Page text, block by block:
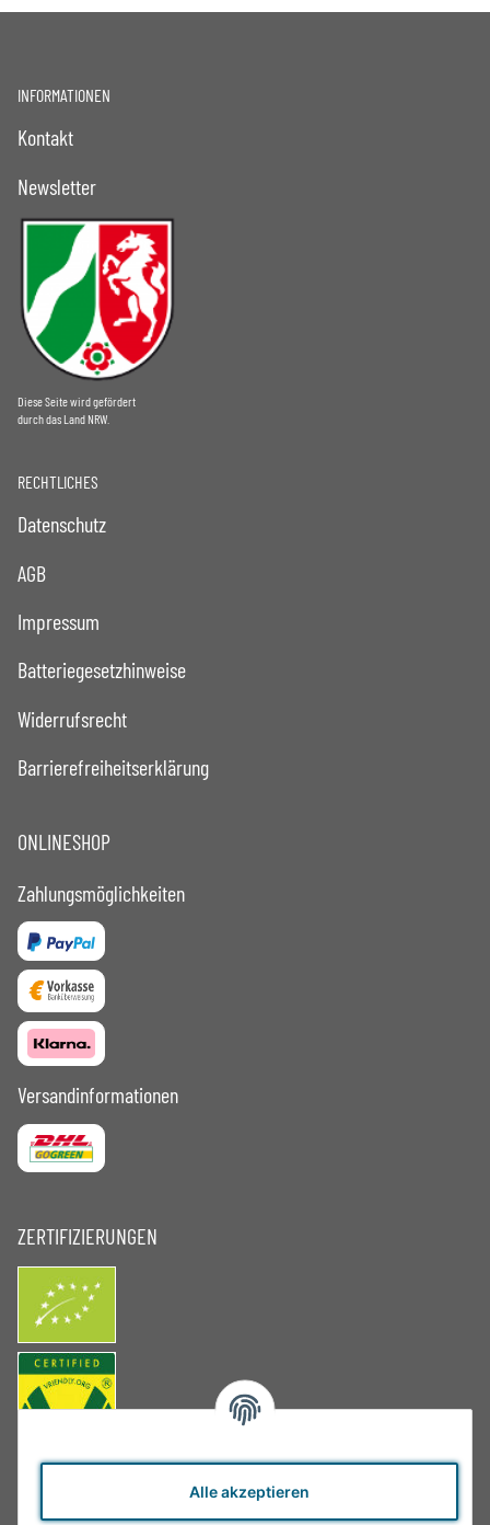
Alle akzeptieren
INFORMATIONEN
Kontakt
Newsletter
Diese Seite wird gefördert
durch das Land NRW.
RECHTLICHES
Datenschutz
AGB
Impressum
Batteriegesetzhinweise
Widerrufsrecht
Barrierefreiheitserklärung
ONLINESHOP
Zahlungsmöglichkeiten
Versandinformationen
ZERTIFIZIERUNGEN